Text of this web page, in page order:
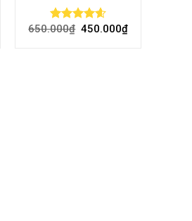
Rated4.57
650.000₫ 450.000₫